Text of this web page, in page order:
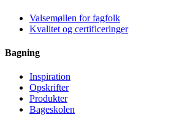
Valsemøllen for fagfolk
Kvalitet og certificeringer
Bagning
Inspiration
Opskrifter
Produkter
Bageskolen